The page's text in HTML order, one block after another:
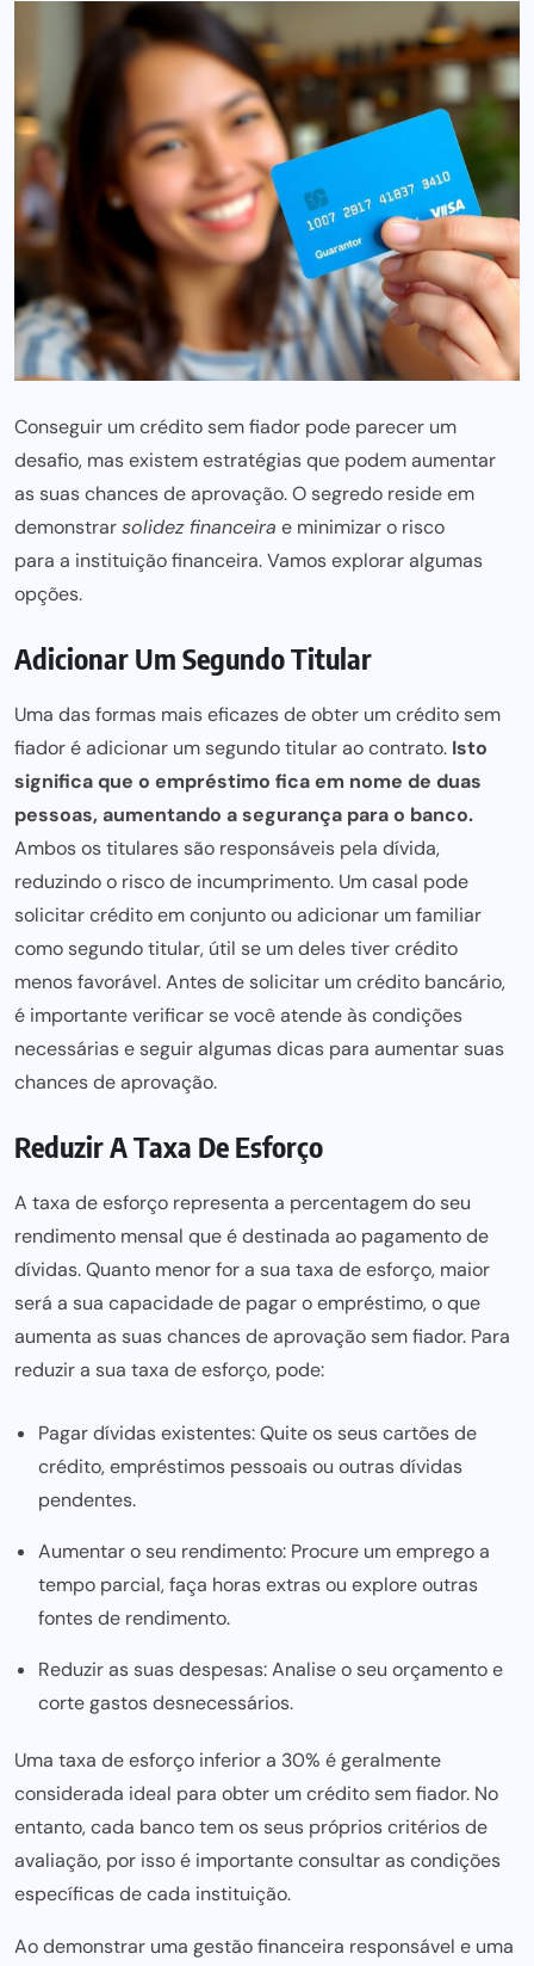
Conseguir um crédito sem fiador pode parecer um
desafio, mas existem estratégias que podem aumentar
as suas chances de aprovação. O segredo reside em
demonstrarsolidez financeira e minimizar o risco
para a instituição financeira. Vamos explorar algumas
opções.
Adicionar Um Segundo Titular
Uma das formas mais eficazes de obter um crédito sem
fiador é adicionar um segundo titular ao contrato. Isto
significa que o empréstimo fica em nome de duas
pessoas, aumentando a segurança parao banco.
Ambos os titulares são responsáveis pela dívida,
reduzindo o risco de incumprimento. Um casal pode
solicitar crédito em conjunto ou adicionar um familiar
como segundo titular, útil se um deles tiver crédito
menos favorável. Antes de solicitar umcrédito bancário,
é importante verificar se você atende às condições
necessárias e seguir algumas dicas para aumentar suas
chances de aprovação.
Reduzir A Taxa De Esforço
A taxa de esforço representa a percentagem do seu
rendimento mensal que é destinada ao pagamento de
dívidas. Quanto menor for a sua taxa de esforço, maior
será a sua capacidade de pagar o empréstimo, o que
aumenta as suas chances de aprovação sem fiador. Para
reduzir a sua taxa de esforço, pode:
Pagar dívidas existentes: Quite os seus cartões de
crédito, empréstimos pessoais ou outras dívidas
pendentes.
Aumentar o seu rendimento: Procure um emprego a
tempo parcial, faça horas extras ou explore outras
fontes de rendimento.
Reduzir as suas despesas: Analise o seu orçamento e
corte gastos desnecessários.
Uma taxa de esforço inferior a 30% é geralmente
considerada ideal para obter um crédito sem fiador. No
entanto, cada banco tem os seus próprios critérios de
avaliação, por isso é importante consultar as condições
específicas de cada instituição.
Ao demonstrar uma gestão financeira responsável e uma